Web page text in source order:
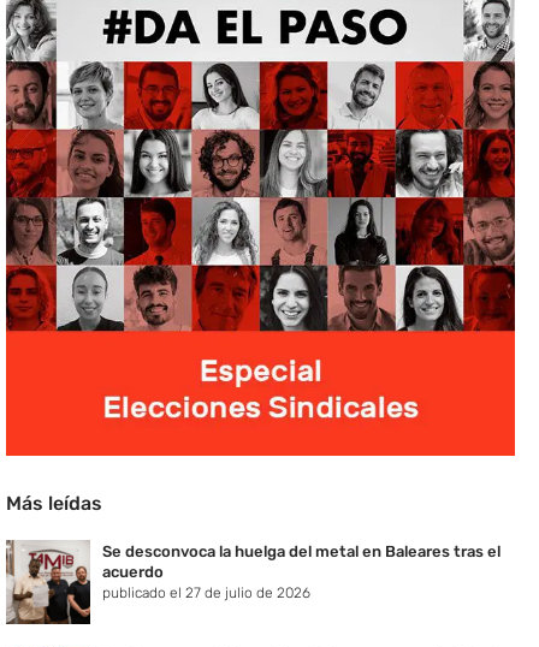
Más leídas
Se desconvoca la huelga del metal en Baleares tras el
acuerdo
publicado el 27 de julio de 2026